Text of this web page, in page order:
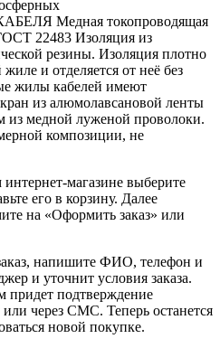
Медная токопроводящая
22483 Изоляция из
резины. Изоляция плотно
и отделяется от неё без
жилы кабелей имеют
из алюмолавсановой ленты
из медной луженой проволоки.
композиции, не
магазине выберите
его в корзину. Далее
на «Оформить заказ» или
напишите ФИО, телефон и
и уточнит условия заказа.
придет подтверждение
через СМС. Теперь останется
новой покупке.